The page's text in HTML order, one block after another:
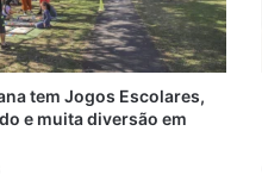
tem Jogos Escolares,
e muita diversão em